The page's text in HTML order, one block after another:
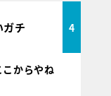
ガチ 4
からやね